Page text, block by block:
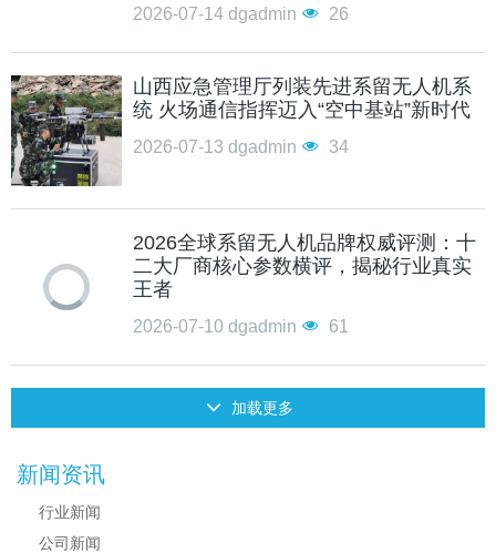
2026-07-14 dgadmin 26
山西应急管理厅列装先进系留无人机系
统 火场通信指挥迈入“空中基站”新时代
2026-07-13 dgadmin 34
2026全球系留无人机品牌权威评测：十
二大厂商核心参数横评，揭秘行业真实
王者
2026-07-10 dgadmin 61
加载更多
新闻资讯
行业新闻
公司新闻